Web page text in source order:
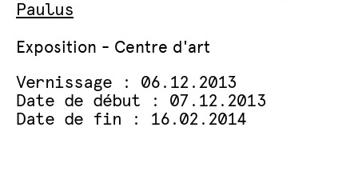
Paulus
Exposition - Centre d'art
Vernissage : 06.12.2013
Date de début : 07.12.2013
Date de fin : 16.02.2014